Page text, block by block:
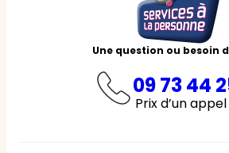
Une question ou besoin
09 73 44
Prix d’un